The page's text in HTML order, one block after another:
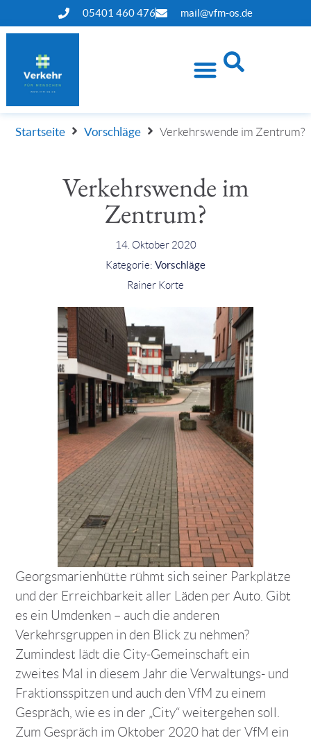
05401 460 476 mail@vfm-os.de
Startseite Vorschläge Verkehrswende im Zentrum?
Verkehrswende im
Zentrum?
14. Oktober 2020
Kategorie: Vorschläge
Rainer Korte
Georgsmarienhütte rühmt sich seiner Parkplätze
und der Erreichbarkeit aller Läden per Auto. Gibt
es ein Umdenken – auch die anderen
Verkehrsgruppen in den Blick zu nehmen?
Zumindest lädt die City-Gemeinschaft ein
zweites Mal in diesem Jahr die Verwaltungs- und
Fraktionsspitzen und auch den VfM zu einem
Gespräch, wie es in der „City“ weitergehen soll.
Zum Gespräch im Oktober 2020 hat der VfM ein